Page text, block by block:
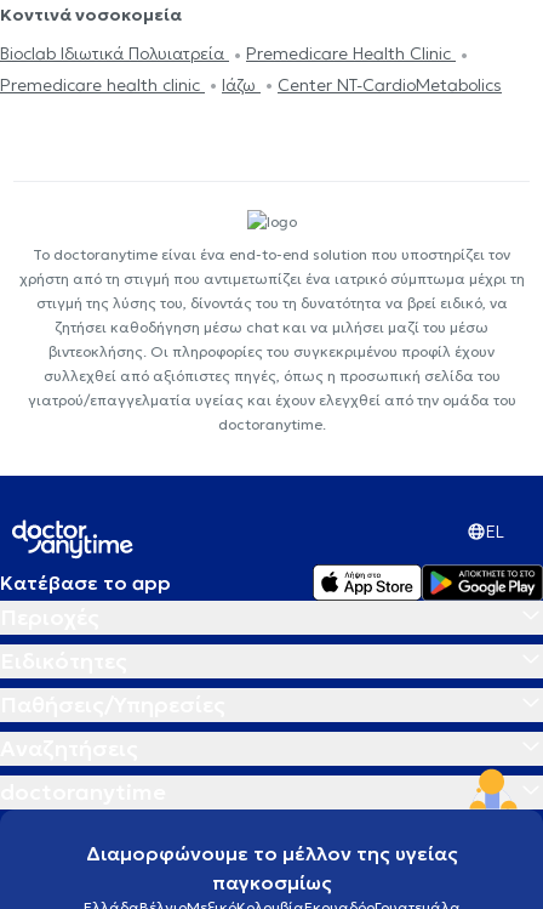
Κοντινά νοσοκομεία
Bioclab Ιδιωτικά Πολυιατρεία
Premedicare Health Clinic
Premedicare health clinic
Ιάζω Center NT-CardioMetabolics
Το doctoranytime είναι ένα end-to-end solution που υποστηρίζει τον
χρήστη από τη στιγμή που αντιμετωπίζει ένα ιατρικό σύμπτωμα μέχρι τη
στιγμή της λύσης του, δίνοντάς του τη δυνατότητα να βρεί ειδικό, να
ζητήσει καθοδήγηση μέσω chat και να μιλήσει μαζί του μέσω
βιντεοκλήσης. Οι πληροφορίες του συγκεκριμένου προφίλ έχουν
συλλεχθεί από αξιόπιστες πηγές, όπως η προσωπική σελίδα του
γιατρού/επαγγελματία υγείας και έχουν ελεγχθεί από την ομάδα του
doctoranytime.
EL
Κατέβασε το app
Διαμορφώνουμε το μέλλον της υγείας
παγκοσμίως